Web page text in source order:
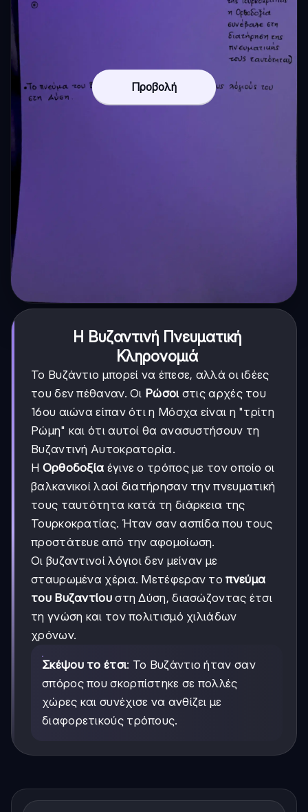
Προβολή
Η Βυζαντινή Πνευματική
Κληρονομιά
Το Βυζάντιο μπορεί να έπεσε, αλλά οι ιδέες
του δεν πέθαναν. Οι Ρώσοι στις αρχές του
16ου αιώνα είπαν ότι η Μόσχα είναι η "τρίτη
Ρώμη" και ότι αυτοί θα ανασυστήσουν τη
Βυζαντινή Αυτοκρατορία.
Η Ορθοδοξία έγινε ο τρόπος με τον οποίο οι
βαλκανικοί λαοί διατήρησαν την πνευματική
τους ταυτότητα κατά τη διάρκεια της
Τουρκοκρατίας. Ήταν σαν ασπίδα που τους
προστάτευε από την αφομοίωση.
Οι βυζαντινοί λόγιοι δεν μείναν με
σταυρωμένα χέρια. Μετέφεραν τοπνεύμα
του Βυζαντίουστη Δύση, διασώζοντας έτσι
τη γνώση και τον πολιτισμό χιλιάδων
χρόνων.
Σκέψου το έτσι: Το Βυζάντιο ήταν σαν
σπόρος που σκορπίστηκε σε πολλές
χώρες και συνέχισε να ανθίζει με
διαφορετικούς τρόπους.